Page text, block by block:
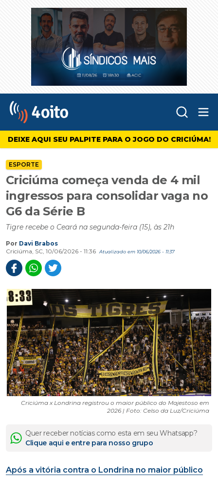
4oito
DEIXE AQUI SEU PALPITE PARA O JOGO DO CRICIÚMA!
ESPORTE
Criciúma começa venda de 4 mil
ingressos para consolidar vaga no
G6 da Série B
Tigre recebe o Ceará na segunda-feira (15), às 21h
Por Davi Brabos
Criciúma, SC, 10/06/2026 - 11:36
Atualizado em 10/06/2026 - 11:37
Criciúma x Londrina registrou o maior público do Majestoso em
2026 | Foto: Celso da Luz/Criciúma
Quer receber notícias como esta em seu Whatsapp?
Clique aqui e entre para nosso grupo
Após a vitória contra o Londrina no maior público